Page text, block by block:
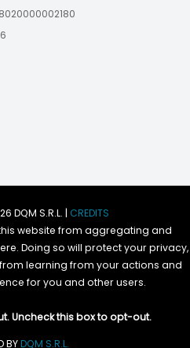
DQM S.R.L. | CREDITS
website from aggregating and
Doing so will protect your privacy,
learning from your actions and
for you and other users.
Uncheck this box to opt-out.
BYDQM S.R.L.